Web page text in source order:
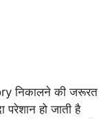
निकालने की जरूरत
हो जाती है